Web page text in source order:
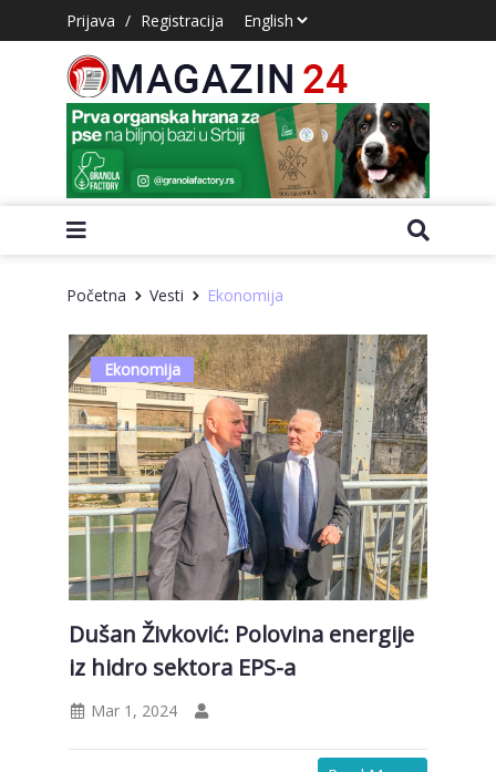
Prijava / Registracija
Početna Vesti Ekonomija
Ekonomija
Dušan Živković: Polovina energije
iz hidro sektora EPS-a
Mar 1, 2024